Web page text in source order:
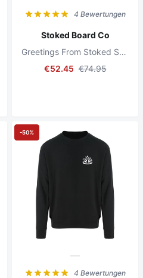
4 Bewertungen
Stoked Board Co
Greetings From Stoked Skate Crewneck Sweater Black
€52.45 €74.95
4 Bewertungen
-50%